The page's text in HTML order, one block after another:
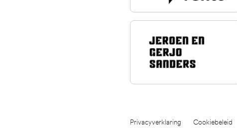
Privacyverklaring Cookiebeleid